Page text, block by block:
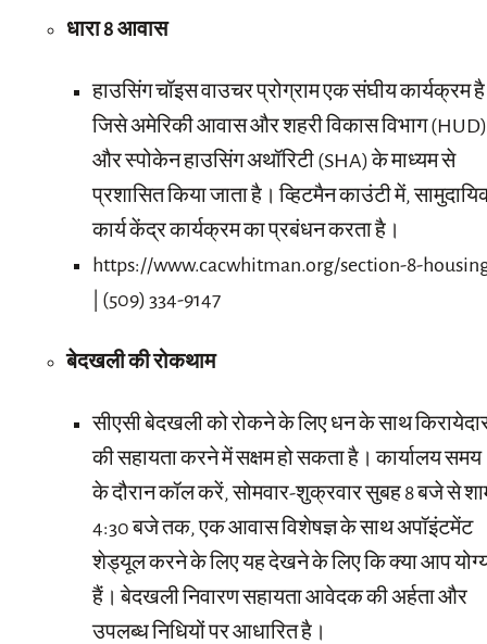
धारा 8 आवास
हाउसिंग चॉइस वाउचर प्रोग्राम एक संघीय कार्यक्रम है
जिसे अमेरिकी आवास और शहरी विकास विभाग (HUD)
और स्पोकेन हाउसिंग अथॉरिटी (SHA) के माध्यम से
प्रशासित किया जाता है। व्हिटमैन काउंटी में,
कार्य केंद्र कार्यक्रम का प्रबंधन करता है।
https://www.cacwhitman.org/section-8-
| (509) 334-9147
बेदखली की रोकथाम
सीएसी बेदखली को रोकने के लिए धन के साथ
की सहायता करने में सक्षम हो सकता है। कार्यालय समय
के दौरान कॉल करें, सोमवार-शुक्रवार सुबह 8 बजे से
4:30 बजे तक, एक आवास विशेषज्ञ के साथ अपॉइंटमेंट
शेड्यूल करने के लिए यह देखने के लिए कि क्या आप
हैं। बेदखली निवारण सहायता आवेदक की अर्हता और
उपलब्ध निधियों पर आधारित है।